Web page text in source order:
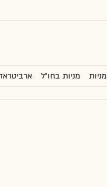
מניות מניות בחו"ל